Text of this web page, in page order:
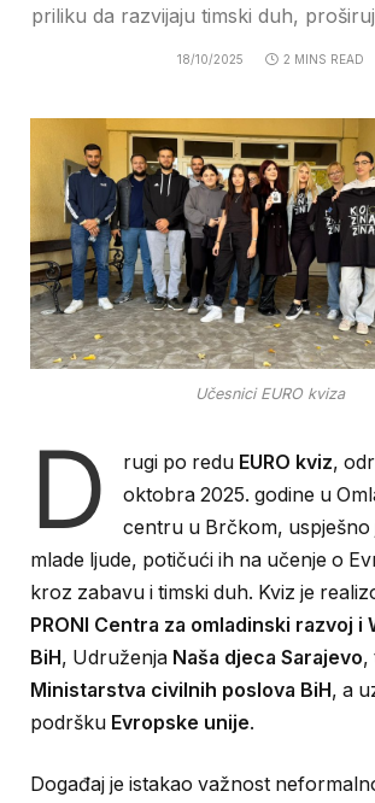
priliku da razvijaju timski duh,
18/10/2025 2 MINS READ
Učesnici EURO kviza
D rugi po redu EURO kviz,
oktobra 2025. godine u
centru u Brčkom, uspješno
mlade ljude, potičući ih na učenje o
kroz zabavu i timski duh. Kviz je
PRONI Centra za omladinski razvoj i
BiH, Udruženja Naša djeca Sarajevo,
Ministarstva civilnih poslova BiH, a
podršku Evropske unije.
Događaj je istakao važnost